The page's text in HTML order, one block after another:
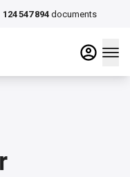
124 547 894 documents